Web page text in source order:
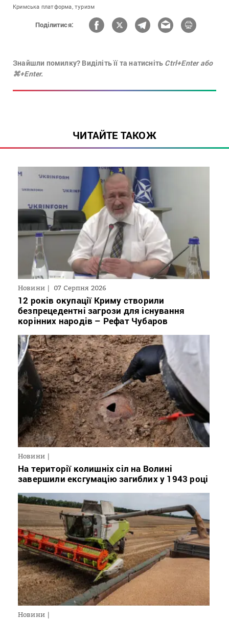
Кримська платформа, туризм
Поділитися:
Знайшли помилку? Виділіть її та натисніть Ctrl+Enter або
⌘+Enter.
ЧИТАЙТЕ ТАКОЖ
Новини 07 Серпня 2026
12 років окупації Криму створили
безпрецедентні загрози для існування
корінних народів – Рефат Чубаров
Новини
На території колишніх сіл на Волині
завершили ексгумацію загиблих у 1943 році
Новини